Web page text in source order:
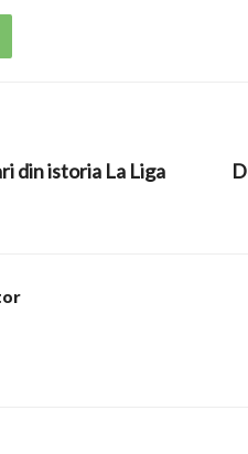
din istoria La Liga